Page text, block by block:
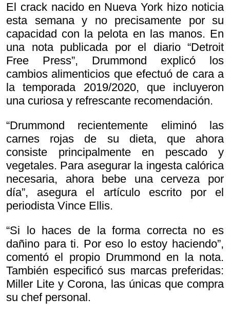
El crack nacido en Nueva York hizo noticia
esta semana y no precisamente por su
capacidad con la pelota en las manos. En
una nota publicada por el diario “Detroit
Free Press”, Drummond explicó los
cambios alimenticios que efectuó de cara a
la temporada 2019/2020, que incluyeron
una curiosa y refrescante recomendación.
“Drummond recientemente eliminó las
carnes rojas de su dieta, que ahora
consiste principalmente en pescado y
vegetales. Para asegurar la ingesta calórica
necesaria, ahora bebe una cerveza por
día”, asegura el artículo escrito por el
periodista Vince Ellis.
“Si lo haces de la forma correcta no es
dañino para ti. Por eso lo estoy haciendo”,
comentó el propio Drummond en la nota.
También especificó sus marcas preferidas:
Miller Lite y Corona, las únicas que compra
su chef personal.